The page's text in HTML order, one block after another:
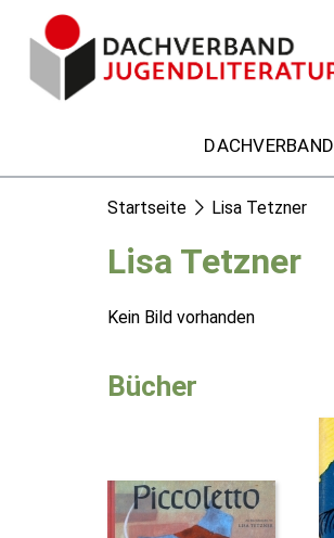
DACHVERBAND
Startseite Lisa Tetzner
Lisa Tetzner
Kein Bild vorhanden
Bücher